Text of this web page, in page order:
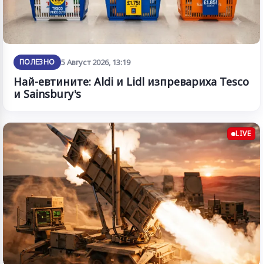
ПОЛЕЗНО 5 Август 2026, 13:19
Най-евтините: Aldi и Lidl изпревариха Tesco
и Sainsbury's
LIVE